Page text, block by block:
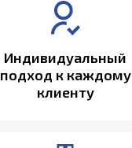
Индивидуальный
подход к каждому
клиенту